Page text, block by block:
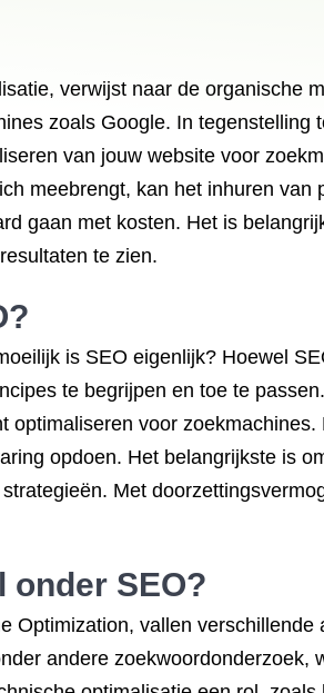
verwijst naar de organische
zoals Google. In
van jouw website voor
meebrengt, kan het inhuren
gaan met kosten. Het is
te zien.
is SEO eigenlijk? Hoewel
te begrijpen en toe te
optimaliseren voor
opdoen. Het belangrijkste is
Met
onder SEO?
Optimization, vallen
andere